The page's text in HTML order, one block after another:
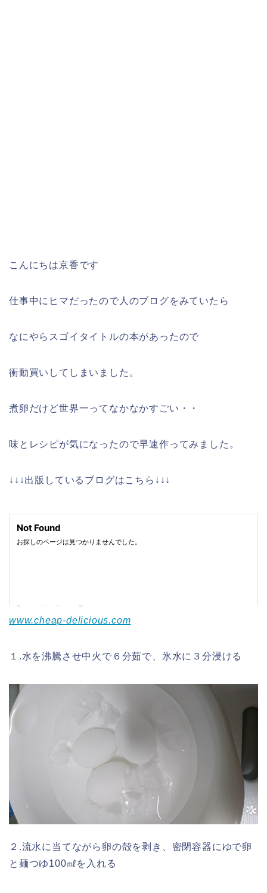
こんにちは京香です
仕事中にヒマだったので人のブログをみていたら
なにやらスゴイタイトルの本があったので
衝動買いしてしまいました。
煮卵だけど世界一ってなかなかすごい・・
味とレシピが気になったので早速作ってみました。
↓↓↓出版しているブログはこちら↓↓↓
www.cheap-delicious.com
１.水を沸騰させ中火で６分茹で、氷水に３分浸ける
２.流水に当てながら卵の殻を剥き、密閉容器にゆで卵
と麺つゆ100㎖を入れる